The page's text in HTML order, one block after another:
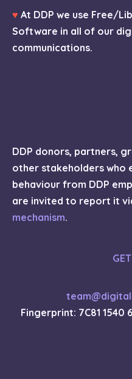
♥ At DDP we use Free/
Software in all of our
communications.
DDP donors, partners,
other stakeholders who
behaviour from DDP
are invited to report it
mechanism.
Fingerprint: 7C81 1540